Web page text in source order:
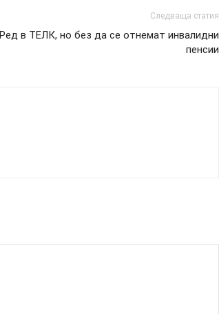
Следваща статия
Ред в ТЕЛК, но без да се отнемат инвалидни
пенсии